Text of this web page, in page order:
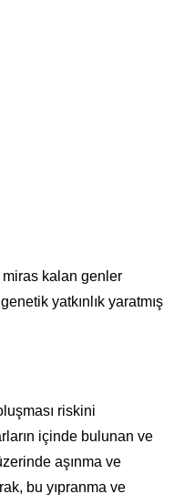
miras kalan genler
yatkınlık yaratmış
riskini
içinde bulunan ve
aşınma ve
bu yıpranma ve